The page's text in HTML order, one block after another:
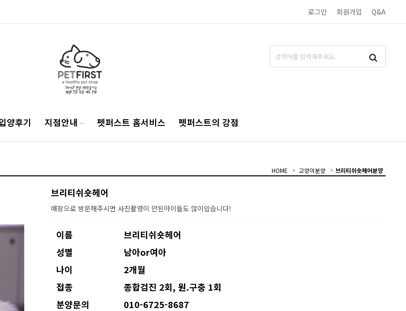
로그인 회원가입 Q&A
양후기 지점안내 펫퍼스트 홈서비스 펫퍼스트의 강점
HOME 고양이분양 브리티쉬숏헤어분양
브리티쉬숏헤어
매장으로 방문해주시면 사진촬영이 안된아이들도 많이있습니다!
이름
브리티쉬숏헤어
성별
남아or여아
나이
2개월
접종
종합검진 2회, 원.구충 1회
분양문의
010-6725-8687